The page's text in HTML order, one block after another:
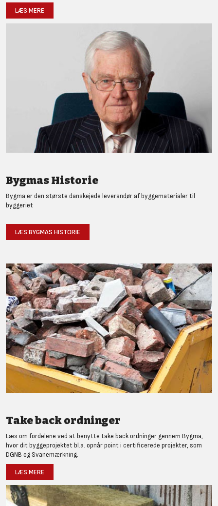
LÆS MERE
Bygmas Historie
Bygma er den største danskejede leverandør af byggematerialer til
byggeriet
LÆS BYGMAS HISTORIE
Take back ordninger
Læs om fordelene ved at benytte take back ordninger gennem Bygma,
hvor dit byggeprojektet bl.a. opnår point i certificerede projekter, som
DGNB og Svanemærkning.
LÆS MERE